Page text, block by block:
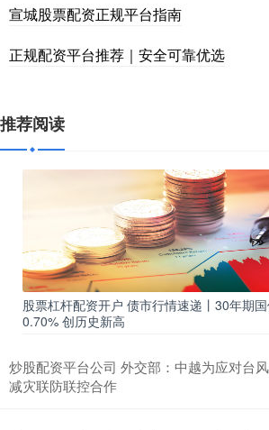
宣城股票配资正规平台指南
正规配资平台推荐｜安全可靠优选
推荐阅读
股票杠杆配资开户 债市行情速递丨30年期
0.70% 创历史新高
炒股配资平台公司 外交部：中越为应对台
减灾联防联控合作